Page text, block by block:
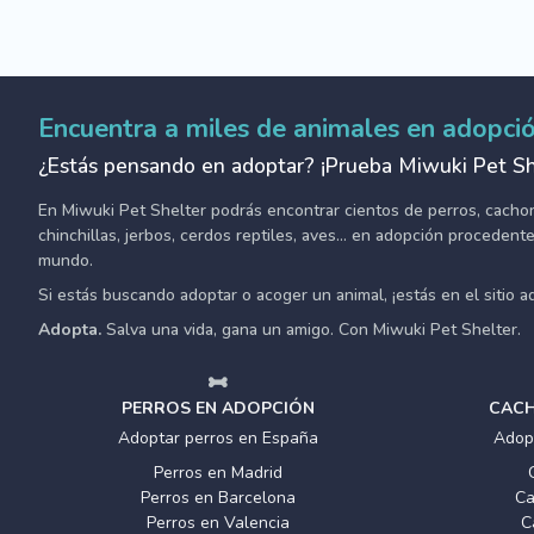
Encuentra a miles de animales en
¿Estás pensando en adoptar? ¡Prueba Miwuki Pet
En Miwuki Pet Shelter podrás encontrar cientos de perros,
chinchillas, jerbos, cerdos reptiles, aves... en adopción
mundo.
Si estás buscando adoptar o acoger un animal, ¡estás en el sitio
Adopta. Salva una vida, gana un amigo. Con Miwuki Pet Shelter.
PERROS EN ADOPCIÓN
Adoptar perros en España
Perros en Madrid
Perros en Barcelona
Perros en Valencia